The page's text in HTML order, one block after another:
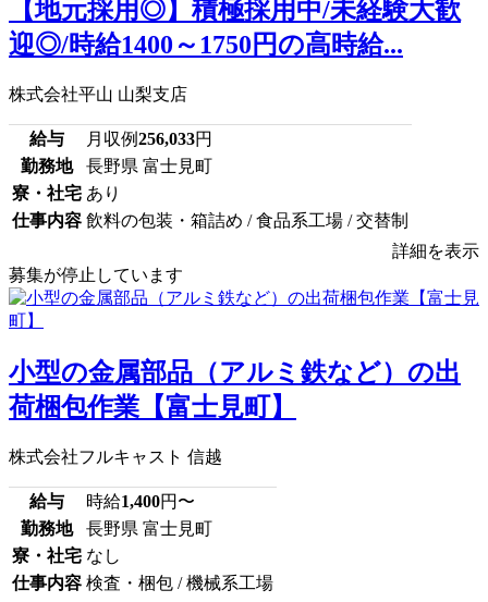
【地元採用◎】積極採用中/未経験大歓
迎◎/時給1400～1750円の高時給...
株式会社平山 山梨支店
給与 月収例256,033円
勤務地
長野県 富士見町
寮・社宅 あり
仕事内容 飲料の包装・箱詰め / 食品系工場 / 交替制
詳細を表示
募集が停止しています
小型の金属部品（アルミ鉄など）の出
荷梱包作業【富士見町】
株式会社フルキャスト 信越
給与 時給1,400円〜
勤務地
長野県 富士見町
寮・社宅 なし
仕事内容 検査・梱包 / 機械系工場